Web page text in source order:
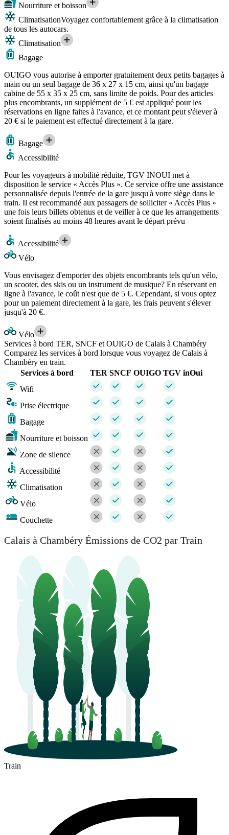
Nourriture et boisson
ClimatisationVoyagez confortablement grâce à la climatisation
de tous les autocars.
Climatisation
Bagage
OUIGO vous autorise à emporter gratuitement deux petits bagages à
main ou un seul bagage de 36 x 27 x 15 cm, ainsi qu'un bagage
cabine de 55 x 35 x 25 cm, sans limite de poids. Pour des articles
plus encombrants, un supplément de 5 € est appliqué pour les
réservations en ligne faites à l'avance, et ce montant peut s'élever à
20 € si le paiement est effectué directement à la gare.
Bagage
Accessibilité
Pour les voyageurs à mobilité réduite, TGV INOUI met à
disposition le service « Accès Plus ». Ce service offre une assistance
personnalisée depuis l'entrée de la gare jusqu'à votre siège dans le
train. Il est recommandé aux passagers de solliciter « Accès Plus »
une fois leurs billets obtenus et de veiller à ce que les arrangements
soient finalisés au moins 48 heures avant le départ prévu
Accessibilité
Vélo
Vous envisagez d'emporter des objets encombrants tels qu'un vélo,
un scooter, des skis ou un instrument de musique? En réservant en
ligne à l'avance, le coût n'est que de 5 €. Cependant, si vous optez
pour un paiement directement à la gare, les frais peuvent s'élever
jusqu'à 20 €.
Vélo
Services à bord TER, SNCF et OUIGO de Calais à Chambéry
Comparez les services à bord lorsque vous voyagez de Calais à
Chambéry en train.
Services à bord
TER SNCF OUIGO TGV inOui
Wifi
Prise électrique
Bagage
Nourriture et boisson
Zone de silence
Accessibilité
Climatisation
Vélo
Couchette
Calais à Chambéry Émissions de CO2 par Train
Train